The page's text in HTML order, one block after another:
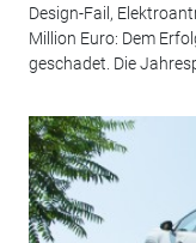
Design-Fail,
Million Euro: Dem
geschadet. Die